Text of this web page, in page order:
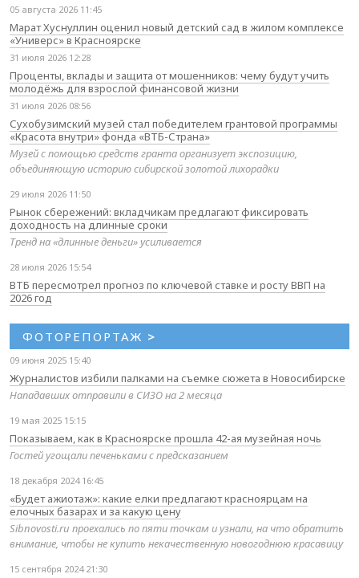
05 августа 2026 11:45
Марат Хуснуллин оценил новый детский сад в жилом комплексе
«Универс» в Красноярске
31 июля 2026 12:28
Проценты, вклады и защита от мошенников: чему будут учить
молодёжь для взрослой финансовой жизни
31 июля 2026 08:56
Сухобузимский музей стал победителем грантовой программы
«Красота внутри» фонда «ВТБ-Страна»
Музей с помощью средств гранта организует экспозицию,
объединяющую историю сибирской золотой лихорадки
29 июля 2026 11:50
Рынок сбережений: вкладчикам предлагают фиксировать
доходность на длинные сроки
Тренд на «длинные деньги» усиливается
28 июля 2026 15:54
ВТБ пересмотрел прогноз по ключевой ставке и росту ВВП на
2026 год
ФОТОРЕПОРТАЖ >
09 июня 2025 15:40
Журналистов избили палками на съемке сюжета в Новосибирске
Нападавших отправили в СИЗО на 2 месяца
19 мая 2025 15:15
Показываем, как в Красноярске прошла 42-ая музейная ночь
Гостей угощали печеньками с предсказанием
18 декабря 2024 16:45
«Будет ажиотаж»: какие елки предлагают красноярцам на
елочных базарах и за какую цену
Sibnovosti.ru проехались по пяти точкам и узнали, на что обратить
внимание, чтобы не купить некачественную новогоднюю красавицу
15 сентября 2024 21:30